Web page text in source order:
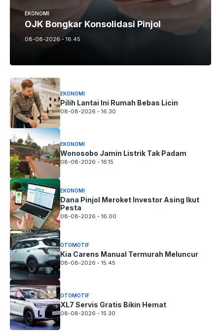
EKONOMI
OJK Bongkar Konsolidasi Pinjol
08-08-2026 - 16.45
EKONOMI
Pilih Lantai Ini Rumah Bebas Licin
08-08-2026 - 16.30
EKONOMI
Wonosobo Jamin Listrik Tak Padam
08-08-2026 - 16.15
EKONOMI
Dana Pinjol Meroket Investor Asing Ikut
Pesta
08-08-2026 - 16.00
OTOMOTIF
Kia Carens Manual Termurah Meluncur
08-08-2026 - 15.45
OTOMOTIF
XL7 Servis Gratis Bikin Hemat
08-08-2026 - 15.30